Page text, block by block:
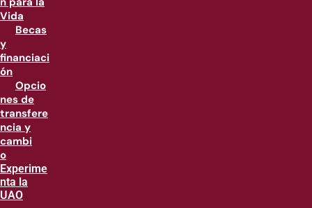
Vida
Becas
y
financiaci
ón
Opcio
nes de
transfere
ncia y
cambi
o
Experime
nta la
UAO